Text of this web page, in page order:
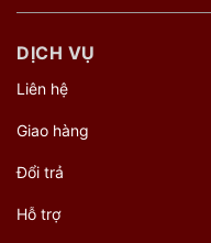
DỊCH VỤ
Liên hệ
Giao hàng
Đổi trả
Hỗ trợ